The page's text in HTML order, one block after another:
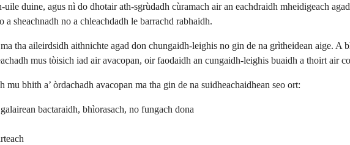
duine, agus nì do dhotair ath-sgrùdadh cùramach air an eachdraidh mheidigeach
sheachnadh no a chleachdadh le barrachd rabhaidh.
tha aileirdsidh aithnichte agad don chungaidh-leighis no gin de na grìtheidean aige.
mus tòisich iad air avacopan, oir faodaidh an cungaidh-leighis buaidh a thoirt air
bhith a’ òrdachadh avacopan ma tha gin de na suidheachaidhean seo ort:
bactaraidh, bhìorasach, no fungach dona